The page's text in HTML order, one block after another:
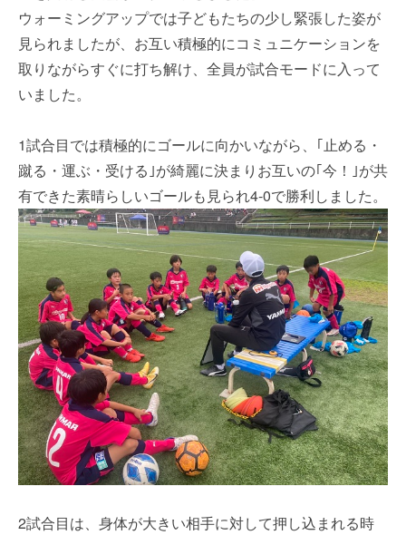
ウォーミングアップでは子どもたちの少し緊張した姿が
見られましたが、お互い積極的にコミュニケーションを
取りながらすぐに打ち解け、全員が試合モードに入って
いました。
1試合目では積極的にゴールに向かいながら、｢止める・
蹴る・運ぶ・受ける｣が綺麗に決まりお互いの｢今！｣が共
有できた素晴らしいゴールも見られ4-0で勝利しました。
2試合目は、身体が大きい相手に対して押し込まれる時